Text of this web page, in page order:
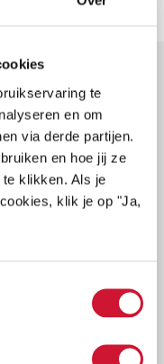
te
en om
via derde partijen.
en hoe jij ze
klikken. Als je
klik je op "Ja,
medisch